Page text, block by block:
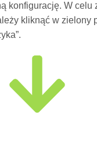
konfigurację. W celu
kliknąć w zielony